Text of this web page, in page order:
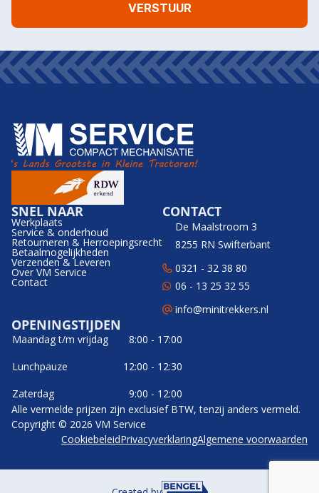
SNEL NAAR
Werkplaats
Service & onderhoud
Retourneren & Herroepingsrecht
Betaalmogelijkheden
Verzenden & Leveren
Over VM Service
Contact
CONTACT
De Maalstroom 3
8255 RN Swifterbant
0321 - 32 38 80
06 - 13 25 32 55
info@minitrekkers.nl
OPENINGSTIJDEN
Maandag t/m vrijdag
8:00 - 17:00
Lunchpauze
12:00 - 12:30
Zaterdag
9:00 - 12:00
Alle vermelde prijzen zijn exclusief BTW, tenzij anders vermeld.
Copyright © 2026 VM Service
CookiebeleidPrivacyverklaringAlgemene voorwaarden